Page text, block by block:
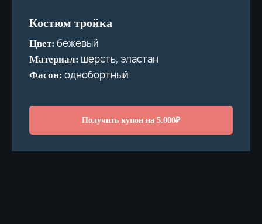
Костюм тройка
Цвет: бежевый
Материал: шерсть, эластан
Фасон: однобортный
Получить купон на 5.000₽